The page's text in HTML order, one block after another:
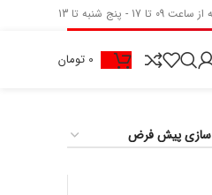
- پنج شنبه تا 13
0 تومان